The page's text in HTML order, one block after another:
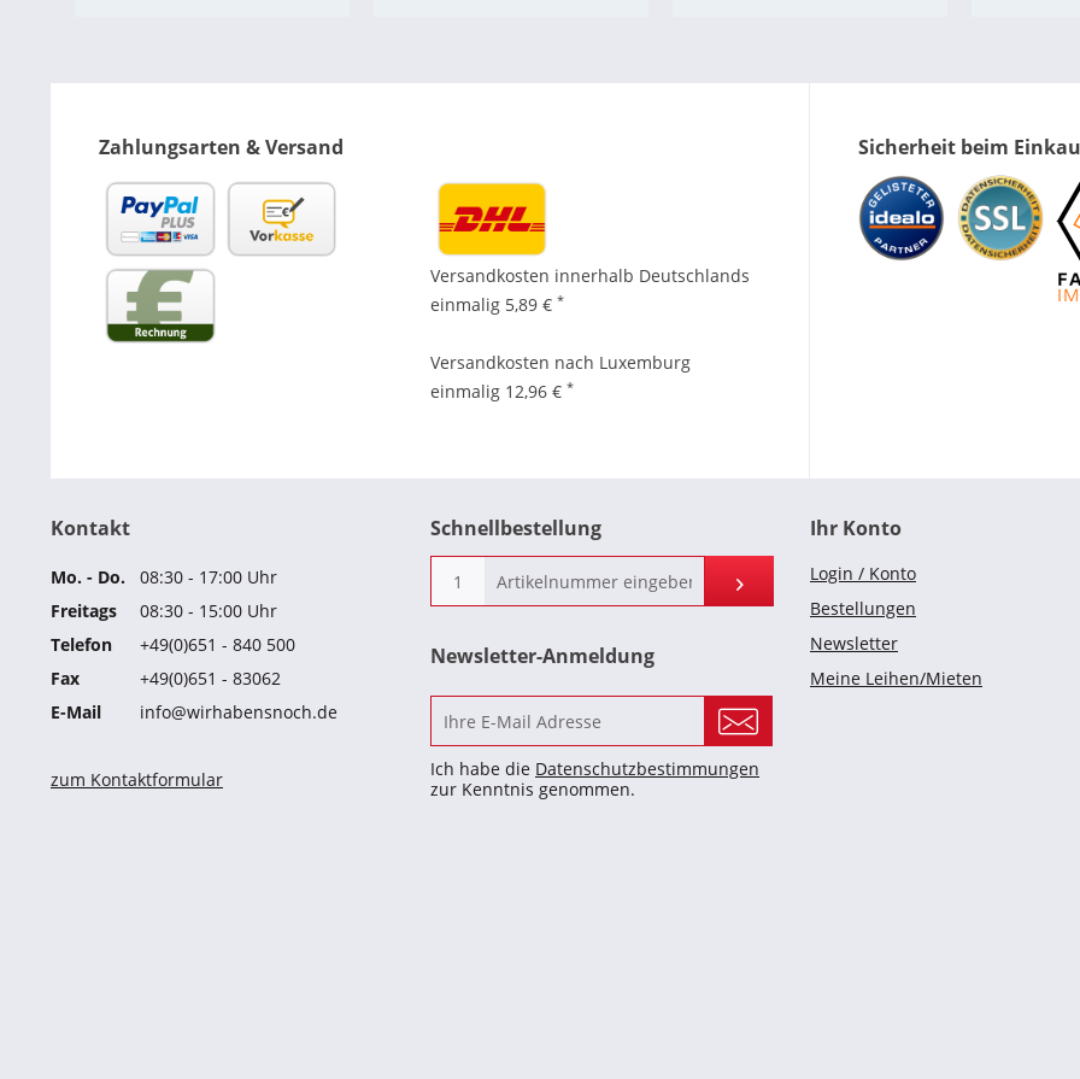
Zahlungsarten & Versand
Versandkosten innerhalb Deutschlands
einmalig 5,89 € *
Versandkosten nach Luxemburg
einmalig 12,96 € *
Sicherheit beim
Kontakt
Mo. - Do.
08:30 - 17:00 Uhr
Freitags
08:30 - 15:00 Uhr
Telefon
+49(0)651 - 840 500
Fax
+49(0)651 - 83062
E-Mail
info@wirhabensnoch.de
zum Kontaktformular
Schnellbestellung
Newsletter-Anmeldung
Ich habe die Datenschutzbestimmungen
zur Kenntnis genommen.
Ihr Konto
Login / Konto
Bestellungen
Newsletter
Meine Leihen/Mieten